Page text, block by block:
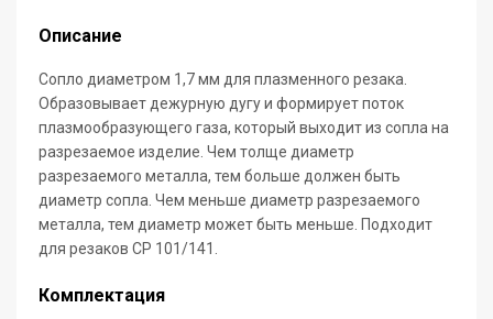
Описание
Сопло диаметром 1,7 мм для плазменного резака.
Образовывает дежурную дугу и формирует поток
плазмообразующего газа, который выходит из сопла на
разрезаемое изделие. Чем толще диаметр
разрезаемого металла, тем больше должен быть
диаметр сопла. Чем меньше диаметр разрезаемого
металла, тем диаметр может быть меньше. Подходит
для резаков CP 101/141.
Комплектация